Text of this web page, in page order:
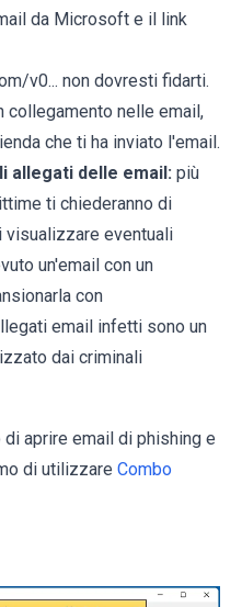
da Microsoft e il link
v0... non dovresti fidarti.
collegamento nelle email,
che ti ha inviato l'email.
allegati delle email: più
ti chiederanno di
visualizzare eventuali
un'email con un
con
email infetti sono un
dai criminali
aprire email di phishing e
di utilizzare Combo